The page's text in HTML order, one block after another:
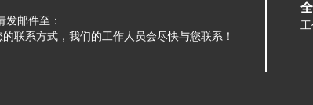
邮件至：
的联系方式，我们的工作人员会尽快与您联系！
工